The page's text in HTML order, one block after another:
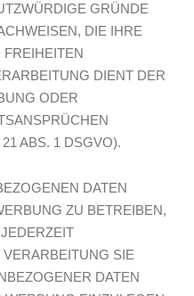
GRÜNDE
DIE IHRE
DIENT DER
ODER
ABS. 1 DSGVO).
DATEN
ZU BETREIBEN,
SIE
DATEN